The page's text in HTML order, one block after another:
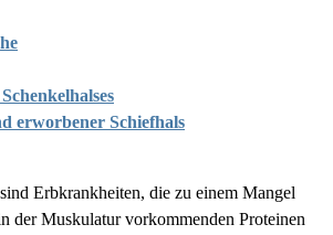
erworbener Schiefhals
Erbkrankheiten, die zu einem Mangel
der Muskulatur vorkommenden Proteinen